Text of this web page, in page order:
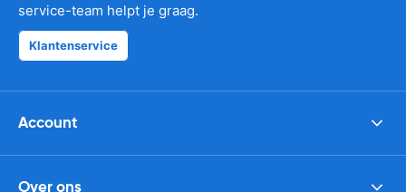
service-team helpt je graag.
Klantenservice
Account
Over ons